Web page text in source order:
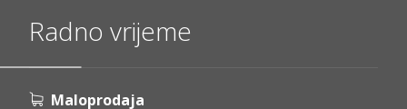
Radno vrijeme
Maloprodaja